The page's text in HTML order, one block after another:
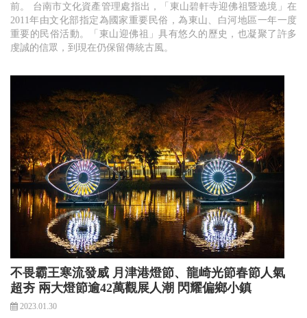
前。 台南市文化資產管理處指出，「東山碧軒寺迎佛祖暨遶境」在
2011年由文化部指定為國家重要民俗，為東山、白河地區一年一度
重要的民俗活動。「東山迎佛祖」具有悠久的歷史，也凝聚了許多
虔誠的信眾，到現在仍保留傳統古風。
不畏霸王寒流發威 月津港燈節、龍崎光節春節人氣
超夯 兩大燈節逾42萬觀展人潮 閃耀偏鄉小鎮
2023.01.30